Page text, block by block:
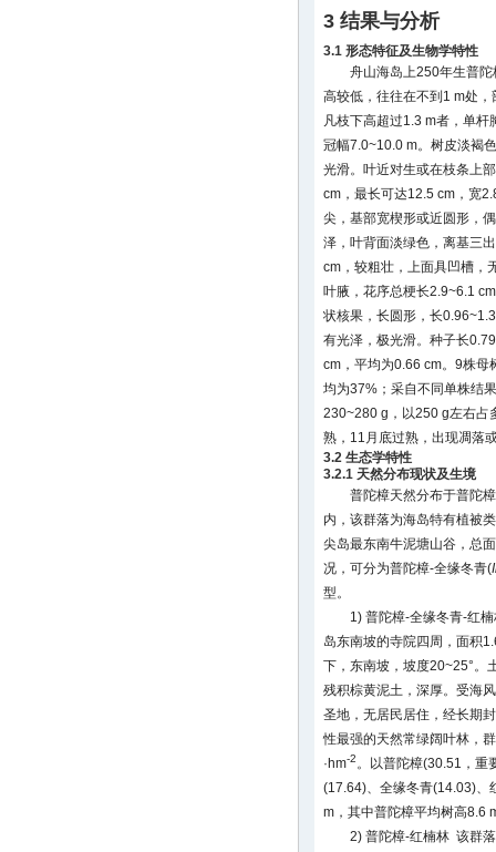
3 结果与分析
3.1 形态特征及生物学特性
舟山海岛上250年生普
高较低，往往在不到1 m处
凡枝下高超过1.3 m者，单
冠幅7.0~10.0 m。树皮淡褐
光滑。叶近对生或在枝条上
cm，最长可达12.5 cm，宽
尖，基部宽楔形或近圆形，
泽，叶背面淡绿色，离基三
cm，较粗壮，上面具凹槽，
叶腋，花序总梗长2.9~6.1
状核果，长圆形，长
有光泽，极光滑。种子长
cm，平均为0.66 cm。9株母
均为37%；采自不同单株结
230~280 g，以250 g左右
熟，11月底过熟，出现凋落
3.2 生态学特性
3.2.1 天然分布现状及生境
普陀樟天然分布于普陀
内，该群落为海岛特有植被
尖岛最东南牛泥塘山谷，总
况，可分为普陀樟-全缘冬青(
型。
1) 普陀樟-全缘冬青-红
岛东南坡的寺院四周，面积
下，东南坡，坡度20~25°。
残积棕黄泥土，深厚。受海
圣地，无居民居住，经长期
性最强的天然常绿阔叶林，
·hm-2。以普陀樟(30.51，重
(17.64)、全缘冬青(14.03)、
m，其中普陀樟平均树高8.6
2) 普陀樟-红楠林 该群